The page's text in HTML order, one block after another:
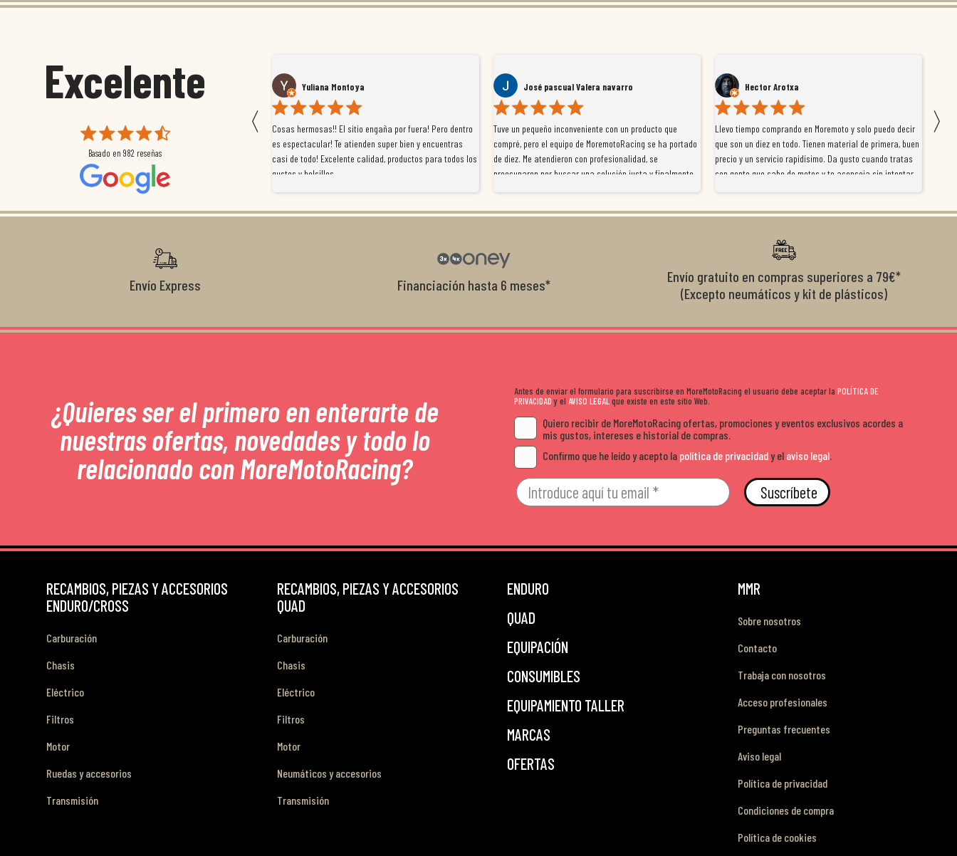
Excelente
Basado en 982 reseñas
〈
Susana García Luis
Magnífica atención al cliente. Tuvimos un pequeño
retraso en el pedido y desde el minuto uno se
preocuparon por ayudarnos en todo. Gracias a Sergio,
magnífico gestor... atento, amable, un servicio de 10.
Gracias de nuevo por todo!
Yuliana Montoya
Cosas hermosas!! El sitio engaña por fuera! Pero dentro
es espectacular! Te atienden super bien y encuentras
casi de todo! Excelente calidad, productos para todos los
gustos y bolsillos
José pascual Valera navarro
Tuve un pequeño inconveniente con un producto que
compré, pero el equipo de MoremotoRacing se ha portado
de diez. Me atendieron con profesionalidad, se
preocuparon por buscar una solución justa y finalmente
con el cliente, y me ofrecieron unas condiciones de
Hector Arotxa
Llevo tiempo comprando en Moremoto y solo puedo decir
que son un diez en todo. Tienen material de primera, buen
precio y un servicio rapidísimo. Da gusto cuando tratas
con gente que sabe de motos y te aconseja sin intentar
el cliente y que disfrutan lo que hacen. Si te gusta la
sitio. Calidad, rapidez y buen rollo. ??️
años
〉
Envío Express Financiación hasta 6 meses*
Envío gratuito en compras superiores a 79€*
(Excepto neumáticos y kit de plásticos)
¿Quieres ser el primero en enterarte de
nuestras ofertas, novedades y todo lo
relacionado con MoreMotoRacing?
Antes de enviar el formulario para suscribirse en MoreMotoRacing el usuario debe aceptar la POLÍTICA DE
PRIVACIDADy el AVISO LEGALque existe en este sitio Web.
Quiero recibir de MoreMotoRacing ofertas, promociones y eventos exclusivos acordes a
mis gustos, intereses e historial de compras.
Confirmo que he leído y acepto la política de privacidady el aviso legal.
Suscríbete
RECAMBIOS, PIEZAS Y ACCESORIOS
ENDURO/CROSS
Carburación
Chasis
Eléctrico
Filtros
Motor
Ruedas y accesorios
Transmisión
RECAMBIOS, PIEZAS Y ACCESORIOS
QUAD
Carburación
Chasis
Eléctrico
Filtros
Motor
Neumáticos y accesorios
Transmisión
ENDURO
QUAD
EQUIPACIÓN
CONSUMIBLES
EQUIPAMIENTO TALLER
MARCAS
OFERTAS
MMR
Sobre nosotros
Contacto
Trabaja con nosotros
Acceso profesionales
Preguntas frecuentes
Aviso legal
Política de privacidad
Condiciones de compra
Política de cookies